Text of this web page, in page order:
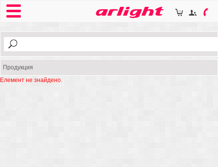
Продукция
Елемент не знайдено.